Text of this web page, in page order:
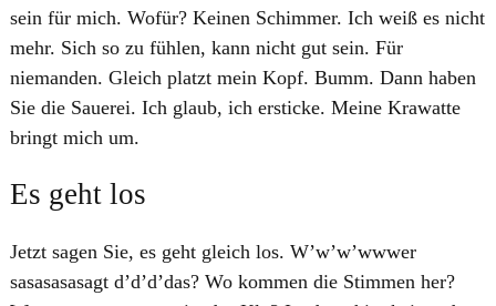
sein für mich. Wofür? Keinen Schimmer. Ich weiß es nicht
mehr. Sich so zu fühlen, kann nicht gut sein. Für
niemanden. Gleich platzt mein Kopf. Bumm. Dann haben
Sie die Sauerei. Ich glaub, ich ersticke. Meine Krawatte
bringt mich um.
Es geht los
Jetzt sagen Sie, es geht gleich los. W’w’w’wwwer
sasasasasagt d’d’d’das? Wo kommen die Stimmen her?